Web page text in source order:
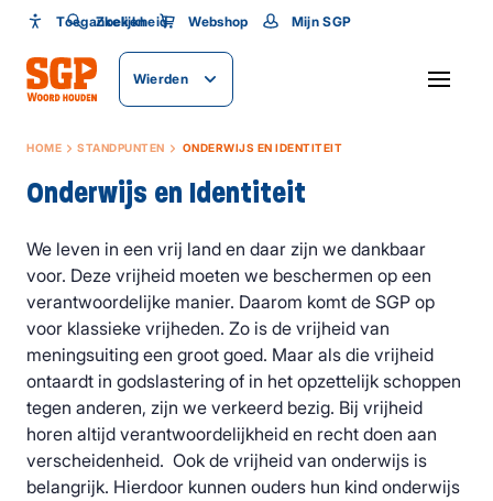
Toegankelijkheid
Toegankelijkheid
Lettergrootte
Zoeken Webshop Mijn SGP
Wierden
HOME STANDPUNTEN ONDERWIJS EN IDENTITEIT
Onderwijs en Identiteit
We leven in een vrij land en daar zijn we dankbaar
voor. Deze vrijheid moeten we beschermen op een
verantwoordelijke manier. Daarom komt de SGP op
voor klassieke vrijheden. Zo is de vrijheid van
meningsuiting een groot goed. Maar als die vrijheid
ontaardt in godslastering of in het opzettelijk schoppen
tegen anderen, zijn we verkeerd bezig. Bij vrijheid
horen altijd verantwoordelijkheid en recht doen aan
verscheidenheid. Ook de vrijheid van onderwijs is
belangrijk. Hierdoor kunnen ouders hun kind onderwijs